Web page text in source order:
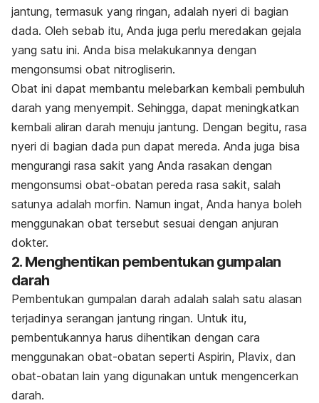
jantung, termasuk yang ringan, adalah nyeri di bagian
dada. Oleh sebab itu, Anda juga perlu meredakan gejala
yang satu ini. Anda bisa melakukannya dengan
mengonsumsi obat nitrogliserin.
Obat ini dapat membantu melebarkan kembali pembuluh
darah yang menyempit. Sehingga, dapat meningkatkan
kembali aliran darah menuju jantung. Dengan begitu, rasa
nyeri di bagian dada pun dapat mereda. Anda juga bisa
mengurangi rasa sakit yang Anda rasakan dengan
mengonsumsi obat-obatan pereda rasa sakit, salah
satunya adalah morfin. Namun ingat, Anda hanya boleh
menggunakan obat tersebut sesuai dengan anjuran
dokter.
2. Menghentikan pembentukan gumpalan
darah
Pembentukan gumpalan darah adalah salah satu alasan
terjadinya serangan jantung ringan. Untuk itu,
pembentukannya harus dihentikan dengan cara
menggunakan obat-obatan seperti Aspirin, Plavix, dan
obat-obatan lain yang digunakan untuk mengencerkan
darah.